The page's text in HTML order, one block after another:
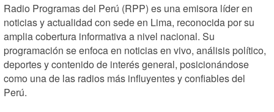
Radio Programas del Perú (RPP) es una emisora líder en
noticias y actualidad con sede en Lima, reconocida por su
amplia cobertura informativa a nivel nacional. Su
programación se enfoca en noticias en vivo, análisis político,
deportes y contenido de interés general, posicionándose
como una de las radios más influyentes y confiables del
Perú.